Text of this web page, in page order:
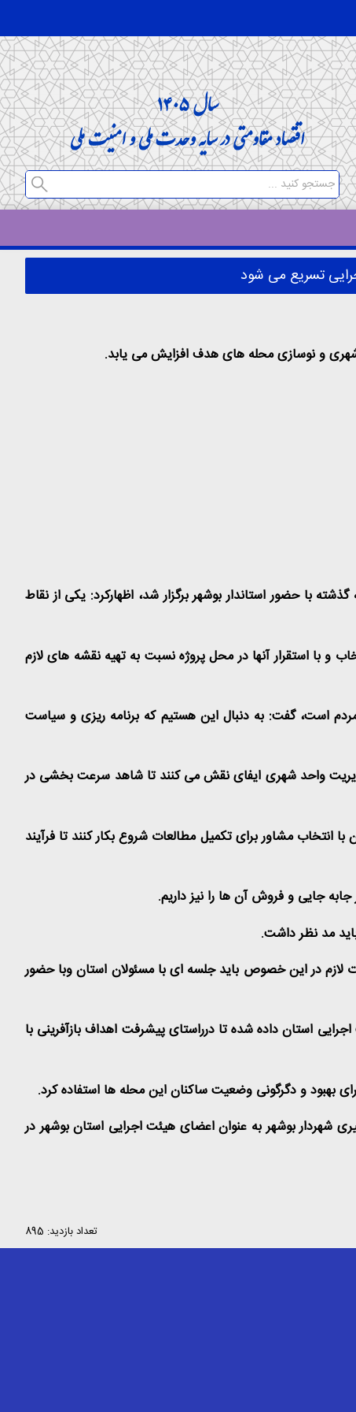
تسریع می شود
شهری و نوسازی محله های هدف افزایش می یابد.
با حضور استاندار بوشهر برگزار شد، اظهارکرد: یکی از نقاط
با استقرار آنها در محل پروژه نسبت به تهیه نقشه های لازم
است، گفت: به دنبال این هستیم که برنامه ریزی و سیاست
واحد شهری ایفای نقش می کنند تا شاهد سرعت بخشی در
انتخاب مشاور برای تکمیل مطالعات شروع بکار کنند تا فرآیند
جایی و فروش آن ها را نیز داریم.
مد نظر داشت.
لازم در این خصوص باید جلسه ای با مسئولان استان وبا حضور
استان داده شده تا درراستای پیشرفت اهداف بازآفرینی با
بهبود و دگرگونی وضعیت ساکنان این محله ها استفاده کرد.
شهردار بوشهر به عنوان اعضای هیئت اجرایی استان بوشهر در
تعداد بازدید: 895